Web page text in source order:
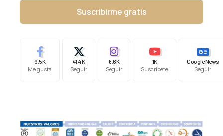
Suscribirme gratis
9.5K
Me gusta
41.4K
Seguir
6.6K
Seguir
1K
Suscríbete
Google News
Seguir